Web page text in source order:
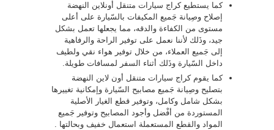
كما يستطيع كراج سيارات متنقل أونلاين النهضة
إصلاح وصِيانة جَميع المكيفات بالسّيارة على أعلى
مستوى من الكفاءة والدقه، مما يجعلها تعمل بشكل
جيد، وذَلك لأننا نعمل على توفير الراحة والرفاهية
إلى جَميع العملاء، من خلال توفير هواء نقي ولطيف
داخل السّيارة وذَلك أثناء السفر لمسافات طويلة.
كما يقوم كراج سيارات متنقل أون لاين النهضة
بتصليح وصِيانة جَميع مصابيح السّيارة وإمكانية تغييرها
بشكل شامل وكامل، وتوفير قطع الغيار الأصلية
المستوردة من أفْضل وأجود المصابيح وتوفير جَميع
المواد والقطع المستعملة استعمال خفيف وبحالتها .